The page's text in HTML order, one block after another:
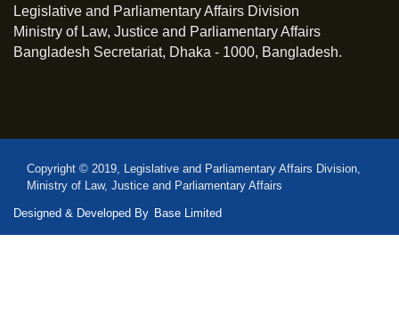
Legislative and Parliamentary Affairs Division
Ministry of Law, Justice and Parliamentary Affairs
Bangladesh Secretariat, Dhaka - 1000, Bangladesh.
Copyright © 2019, Legislative and Parliamentary Affairs Division,
Ministry of Law, Justice and Parliamentary Affairs
Designed & Developed By Base Limited